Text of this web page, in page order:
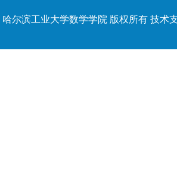
哈尔滨工业大学数学学院 版权所有 技